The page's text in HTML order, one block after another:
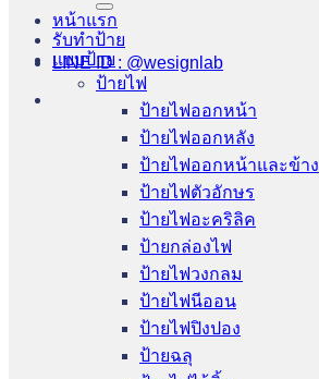
LINE ID : @wesignlab
หน้าแรก
รับทำป้าย
แบบป้าย
ป้ายไฟ
ป้ายไฟออกหน้า
ป้ายไฟออกหลัง
ป้ายไฟออกหน้าและข้าง
ป้ายไฟตัวอักษร
ป้ายไฟอะคริลิค
ป้ายกล่องไฟ
ป้ายไฟวงกลม
ป้ายไฟนีออน
ป้ายไฟปิงปอง
ป้ายฉลุ